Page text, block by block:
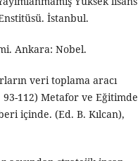
İstanbul.
Ankara: Nobel.
veri toplama aracı
112) Metafor ve Eğitimde
içinde. (Ed. B. Kılcan),